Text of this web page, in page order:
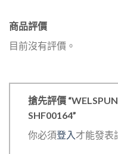
商品評價
目前沒有評價。
搶先評價
SHF00164”
你必須登入才能發表